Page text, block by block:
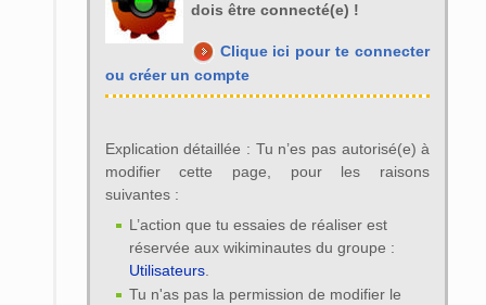
dois être connecté(e) !
Clique ici pour te connecter
ou créer un compte
Explication détaillée : Tu n’es pas autorisé(e) à
modifier cette page, pour les raisons
suivantes :
L’action que tu essaies de réaliser est
réservée aux wikiminautes du groupe :
Utilisateurs.
Tu n'as pas la permission de modifier le